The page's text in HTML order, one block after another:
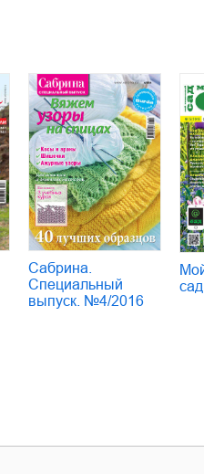
Сабрина.
Специальный
выпуск. №4/2016